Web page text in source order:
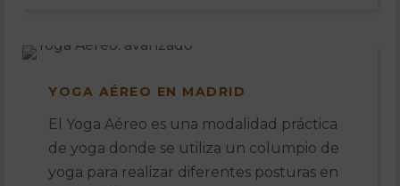
YOGA AÉREO EN MADRID
El Yoga Aéreo es una modalidad práctica
de yoga donde se utiliza un columpio de
yoga para realizar diferentes posturas en